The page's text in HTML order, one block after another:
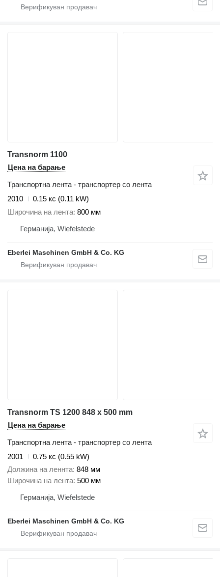
Transnorm 1100
Цена на барање
Транспортна лента - транспортер со лента
2010
0.15 кс (0.11 kW)
Широчина на лента 800 мм
Германија, Wiefelstede
Eberlei Maschinen GmbH & Co. KG
Transnorm TS 1200 848 x 500 mm
Цена на барање
Транспортна лента - транспортер со лента
2001
0.75 кс (0.55 kW)
Должина на леннта 848 мм
Широчина на лента 500 мм
Германија, Wiefelstede
Eberlei Maschinen GmbH & Co. KG